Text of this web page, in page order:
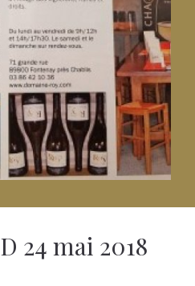
24 mai 2018